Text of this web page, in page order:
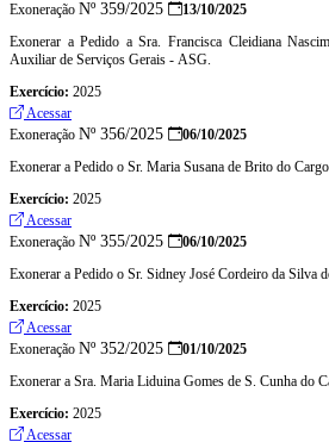
Exoneração Nº 359/2025
13/10/2025
Exonerar a Pedido a Sra. Francisca Cleidiana
Auxiliar de Serviços Gerais - ASG.
Exercício: 2025
Acessar
Exoneração Nº 356/2025
06/10/2025
Exonerar a Pedido o Sr. Maria Susana de Brito do
Exercício: 2025
Acessar
Exoneração Nº 355/2025
06/10/2025
Exonerar a Pedido o Sr. Sidney José Cordeiro da Silva
Exercício: 2025
Acessar
Exoneração Nº 352/2025
01/10/2025
Exonerar a Sra. Maria Liduina Gomes de S. Cunha do
Exercício: 2025
Acessar